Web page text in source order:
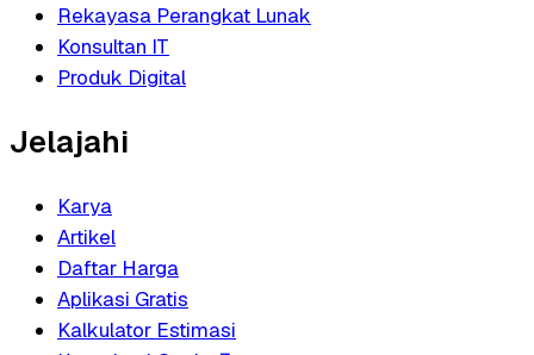
Rekayasa Perangkat Lunak
Konsultan IT
Produk Digital
Jelajahi
Karya
Artikel
Daftar Harga
Aplikasi Gratis
Kalkulator Estimasi